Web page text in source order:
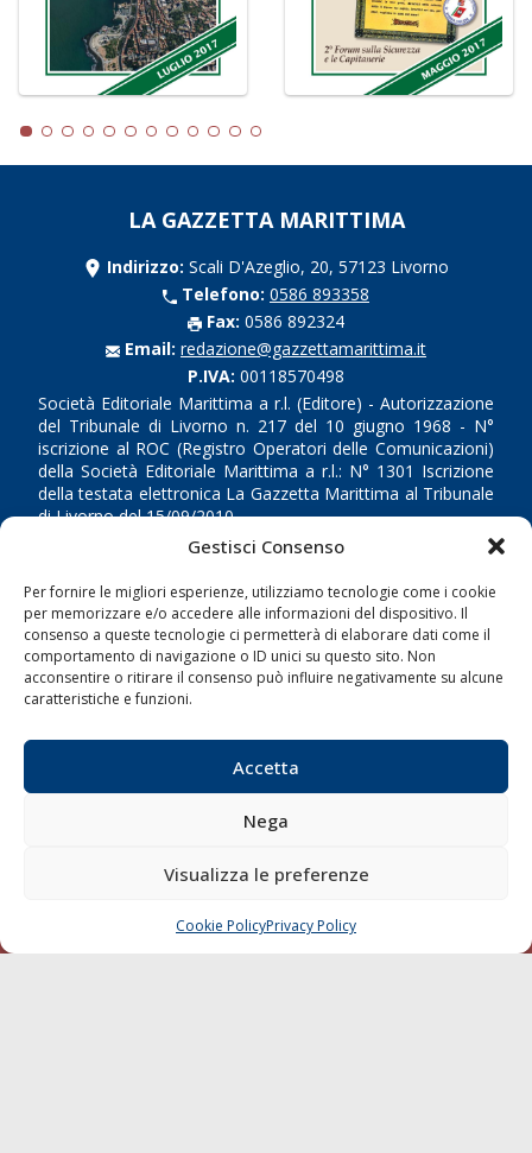
Gestisci Consenso
Per fornire le migliori esperienze, utilizziamo tecnologie come i cookie
per memorizzare e/o accedere alle informazioni del dispositivo. Il
consenso a queste tecnologie ci permetterà di elaborare dati come il
comportamento di navigazione o ID unici su questo sito. Non
acconsentire o ritirare il consenso può influire negativamente su alcune
caratteristiche e funzioni.
Accetta
Nega
Visualizza le preferenze
Cookie PolicyPrivacy Policy
LA GAZZETTA MARITTIMA
Indirizzo: Scali D'Azeglio, 20, 57123 Livorno
Telefono: 0586 893358
Fax: 0586 892324
Email: redazione@gazzettamarittima.it
P.IVA: 00118570498
Società Editoriale Marittima a r.l. (Editore) - Autorizzazione
del Tribunale di Livorno n. 217 del 10 giugno 1968 - N°
iscrizione al ROC (Registro Operatori delle Comunicazioni)
della Società Editoriale Marittima a r.l.: N° 1301 Iscrizione
della testata elettronica La Gazzetta Marittima al Tribunale
di Livorno del 15/09/2010.
Shipping
Porti/Interporti
Varie
Sostenibilità
Diporto
Chi siamo
CHIAMA SCRIVI